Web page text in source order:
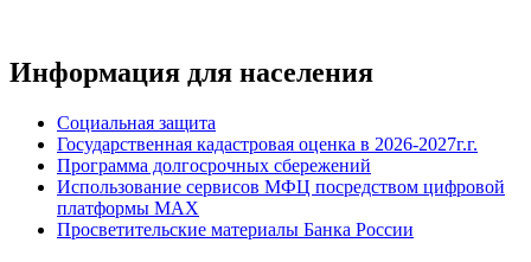
Информация для населения
Социальная защита
Государственная кадастровая оценка в 2026-2027г.г.
Программа долгосрочных сбережений
Использование сервисов МФЦ посредством цифровой
платформы MAX
Просветительские материалы Банка России